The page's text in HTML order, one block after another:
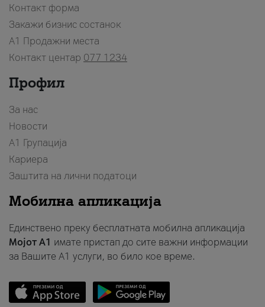
Контакт форма
Закажи бизнис состанок
A1 Продажни места
Контакт центар 077 1234
Профил
За нас
Новости
А1 Групација
Кариера
Заштита на лични податоци
Мобилна апликација
Единствено преку бесплатната мобилна апликација
Мојот A1 имате пристап до сите важни информации
за Вашите A1 услуги, во било кое време.